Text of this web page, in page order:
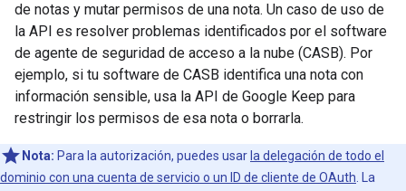
de notas y mutar permisos de una nota. Un caso de uso de
la API es resolver problemas identificados por el software
de agente de seguridad de acceso a la nube (CASB). Por
ejemplo, si tu software de CASB identifica una nota con
información sensible, usa la API de Google Keep para
restringir los permisos de esa nota o borrarla.
Nota: Para la autorización, puedes usar la delegación de todo el
dominio con una cuenta de servicio o un ID de cliente de OAuth . La